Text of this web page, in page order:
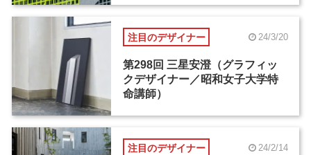
注目のデザイナー 24/3/20
第298回 三星安澄（グラフィッ
クデザイナー／昭和女子大学特
命講師）
注目のデザイナー 24/2/14